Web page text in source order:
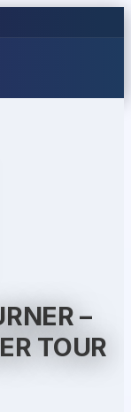
–
TOUR